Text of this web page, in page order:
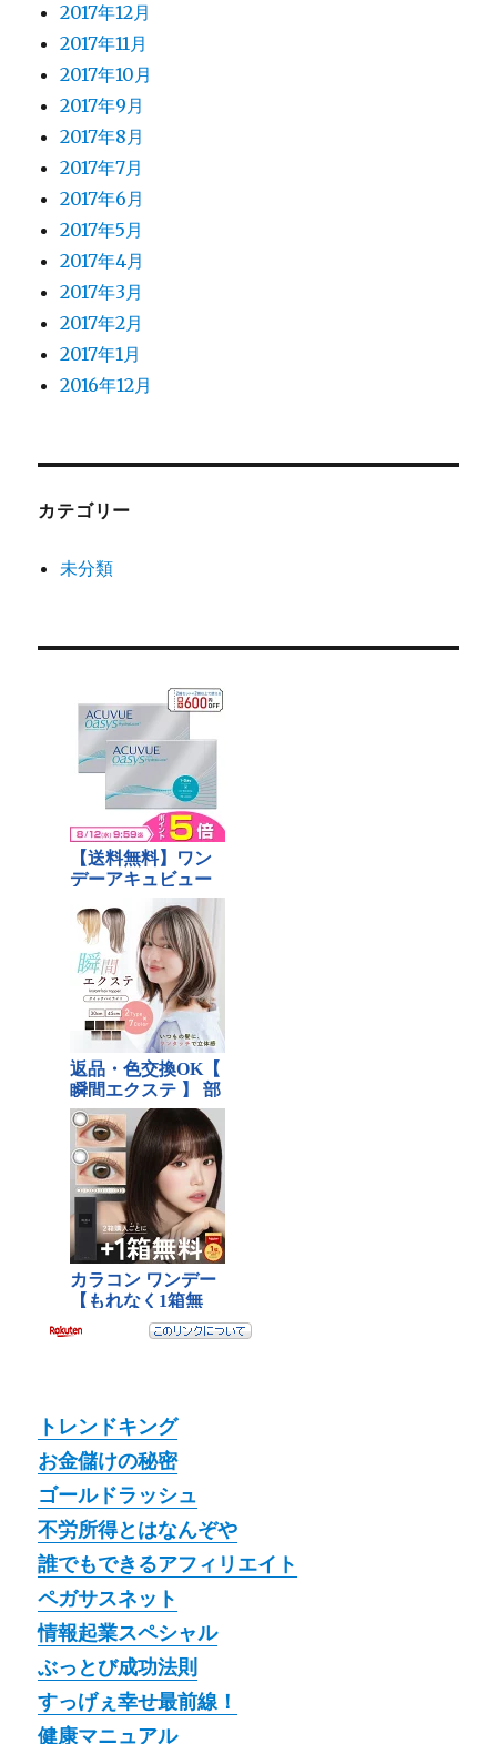
2017年12月
2017年11月
2017年10月
2017年9月
2017年8月
2017年7月
2017年6月
2017年5月
2017年4月
2017年3月
2017年2月
2017年1月
2016年12月
カテゴリー
未分類
トレンドキング
お金儲けの秘密
ゴールドラッシュ
不労所得とはなんぞや
誰でもできるアフィリエイト
ペガサスネット
情報起業スペシャル
ぶっとび成功法則
すっげぇ幸せ最前線！
健康マニュアル